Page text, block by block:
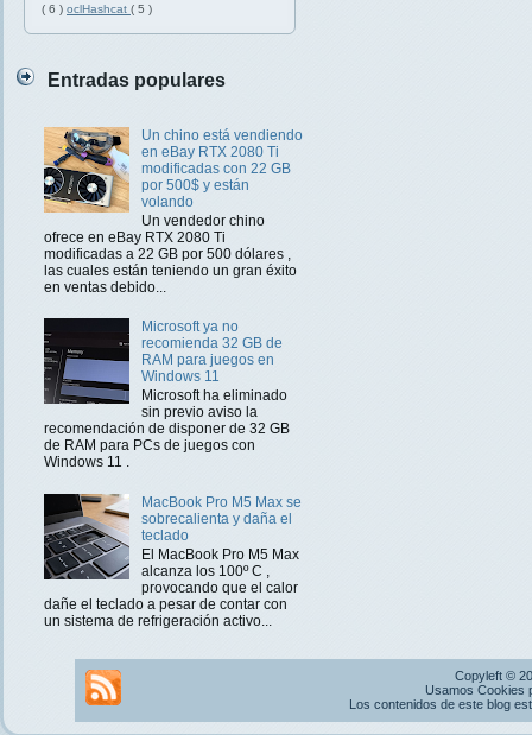
( 6 ) oclHashcat ( 5 )
Entradas populares
Un chino está vendiendo
en eBay RTX 2080 Ti
modificadas con 22 GB
por 500$ y están
volando
Un vendedor chino
ofrece en eBay RTX 2080 Ti
modificadas a 22 GB por 500 dólares ,
las cuales están teniendo un gran éxito
en ventas debido...
Microsoft ya no
recomienda 32 GB de
RAM para juegos en
Windows 11
Microsoft ha eliminado
sin previo aviso la
recomendación de disponer de 32 GB
de RAM para PCs de juegos con
Windows 11 .
MacBook Pro M5 Max se
sobrecalienta y daña el
teclado
El MacBook Pro M5 Max
alcanza los 100º C ,
provocando que el calor
dañe el teclado a pesar de contar con
un sistema de refrigeración activo...
Copyleft ©
Usamos Cookies
Los contenidos de este blog